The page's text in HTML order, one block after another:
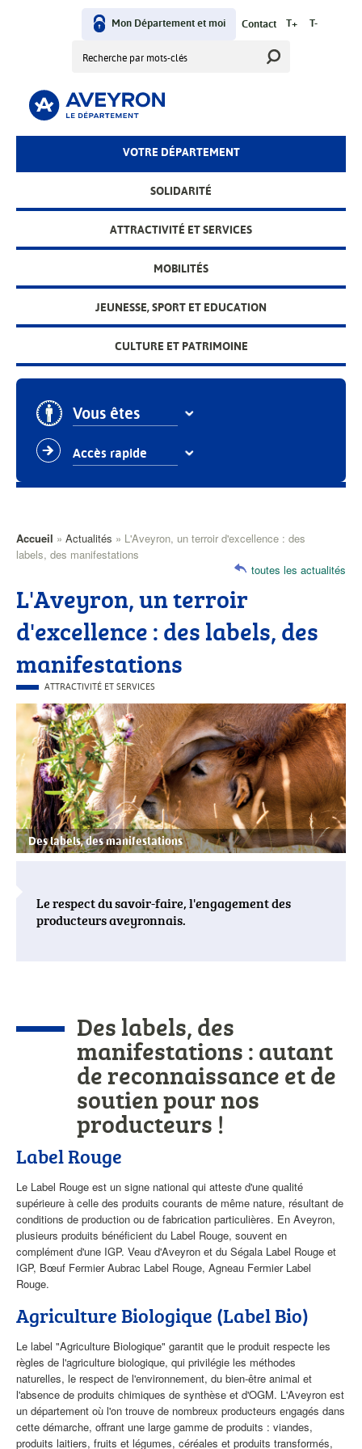
User
menu
Mon Département et moi Contact T+ T-
MainVOTRE DÉPARTEMENT
SOLIDARITÉ
ATTRACTIVITÉ ET SERVICES
MOBILITÉS
JEUNESSE, SPORT ET EDUCATION
CULTURE ET PATRIMOINE
Vous êtes
Accès rapide
Fil
Accueil Actualités
labels, des manifestations
L'Aveyron, un terroir
d'excellence : des labels, des
manifestations
toutes les actualités
CATÉGORIE
PRINCIPALE
ATTRACTIVITÉ ET SERVICES
Visuel
actualités
Des labels, des manifestations
Le respect du savoir-faire, l'engagement des
producteurs aveyronnais.
l'actualité
Des labels, des
manifestations : autant
de reconnaissance et de
soutien pour nos
producteurs !
Label Rouge
Le Label Rouge est un signe national qui atteste d'une qualité
supérieure à celle des produits courants de même nature, résultant de
conditions de production ou de fabrication particulières. En Aveyron,
plusieurs produits bénéficient du Label Rouge, souvent en
complément d'une IGP. Veau d'Aveyron et du Ségala Label Rouge et
IGP, Bœuf Fermier Aubrac Label Rouge, Agneau Fermier Label
Rouge.
Agriculture Biologique (Label Bio)
Le label "Agriculture Biologique" garantit que le produit respecte les
règles de l'agriculture biologique, qui privilégie les méthodes
naturelles, le respect de l'environnement, du bien-être animal et
l'absence de produits chimiques de synthèse et d'OGM. L'Aveyron est
un département où l'on trouve de nombreux producteurs engagés dans
cette démarche, offrant une large gamme de produits : viandes,
produits laitiers, fruits et légumes, céréales et produits transformés,